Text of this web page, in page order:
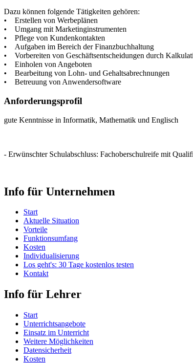
Dazu können folgende Tätigkeiten gehören:
• Erstellen von Werbeplänen
• Umgang mit Marketinginstrumenten
• Pflege von Kundenkontakten
• Aufgaben im Bereich der Finanzbuchhaltung
• Vorbereiten von Geschäftsentscheidungen durch
• Einholen von Angeboten
• Bearbeitung von Lohn- und Gehaltsabrechnungen
• Betreuung von Anwendersoftware
Anforderungsprofil
gute Kenntnisse in Informatik, Mathematik und Englisch
- Erwünschter Schulabschluss: Fachoberschulreife mit
Info für Unternehmen
Start
Aktuelle Situation
Vorteile
Funktionsumfang
Kosten
Individualisierung
Los geht's: 30 Tage kostenlos testen
Kontakt
Info für Lehrer
Start
Unterrichtsangebote
Einsatz im Unterricht
Weitere Möglichkeiten
Datensicherheit
Kosten